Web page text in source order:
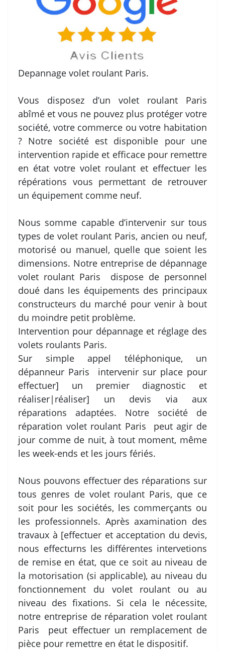
Depannage volet roulant Paris.
Vous disposez d’un volet roulant Paris
abîmé et vous ne pouvez plus protéger votre
société, votre commerce ou votre habitation
? Notre société est disponible pour une
intervention rapide et efficace pour remettre
en état votre volet roulant et effectuer les
répérations vous permettant de retrouver
un équipement comme neuf.
Nous somme capable d’intervenir sur tous
types de volet roulant Paris, ancien ou neuf,
motorisé ou manuel, quelle que soient les
dimensions. Notre entreprise de dépannage
volet roulant Paris dispose de personnel
doué dans les équipements des principaux
constructeurs du marché pour venir à bout
du moindre petit problème.
Intervention pour dépannage et réglage des
volets roulants Paris.
Sur simple appel téléphonique, un
dépanneur Paris intervenir sur place pour
effectuer] un premier diagnostic et
réaliser|réaliser] un devis via aux
réparations adaptées. Notre société de
réparation volet roulant Paris peut agir de
jour comme de nuit, à tout moment, même
les week-ends et les jours fériés.
Nous pouvons effectuer des réparations sur
tous genres de volet roulant Paris, que ce
soit pour les sociétés, les commerçants ou
les professionnels. Après axamination des
travaux à [effectuer et acceptation du devis,
nous effecturns les différentes intervetions
de remise en état, que ce soit au niveau de
la motorisation (si applicable), au niveau du
fonctionnement du volet roulant ou au
niveau des fixations. Si cela le nécessite,
notre entreprise de réparation volet roulant
Paris peut effectuer un remplacement de
pièce pour remettre en état le dispositif.